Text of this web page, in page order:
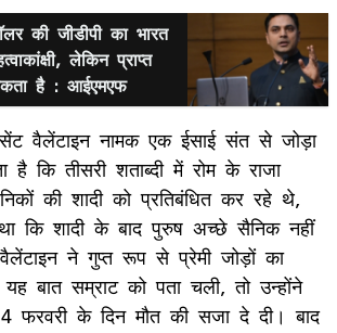
की जीडीपी का भारत
लेकिन प्राप्त
है : आईएमएफ
वैलेंटाइन नामक एक ईसाई संत से जोड़ा
है कि तीसरी शताब्दी में रोम के राजा
की शादी को प्रतिबंधित कर रहे थे,
कि शादी के बाद पुरुष अच्छे सैनिक नहीं
ने गुप्त रूप से प्रेमी जोड़ों का
बात सम्राट को पता चली, तो उन्होंने
फरवरी के दिन मौत की सजा दे दी। बाद